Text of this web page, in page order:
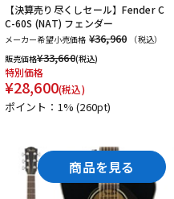
【決算売り尽くしセール】Fender C
C-60S (NAT) フェンダー
メーカー希望小売価格 ¥36,960
（税込）
販売価格¥33,660(税込)
特別価格
¥28,600(税込)
ポイント：1%(260pt)
商品を見る